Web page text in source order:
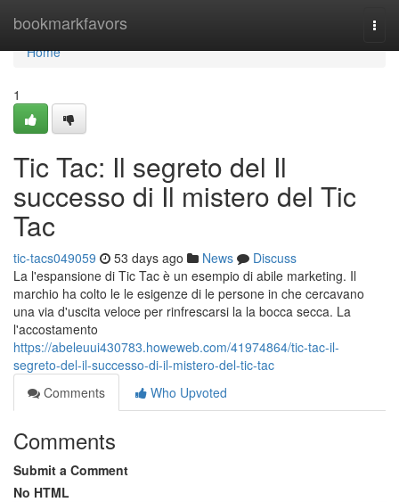
bookmarkfavors
Home
Home
1
Tic Tac: Il segreto del Il
successo di Il mistero del Tic
Tac
tic-tacs049059 53 days ago News
Discuss
La l'espansione di Tic Tac è un esempio di abile marketing. Il
marchio ha colto le le esigenze di le persone in che cercavano
una via d'uscita veloce per rinfrescarsi la la bocca secca. La
l'accostamento
https://abeleuui430783.howeweb.com/41974864/tic-tac-il-
segreto-del-il-successo-di-il-mistero-del-tic-tac
Comments
Who Upvoted
Comments
Submit a Comment
No HTML